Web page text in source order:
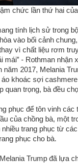
chức lần thứ hai
tính lịch sử trong
vào bối cảnh
vì chất liệu rơm
mái” - Rothman nhận
2017, Melania
khoác sợi
trọng, bà đều
phục để tôn vinh
của chồng bà, một
trang phục từ
phục cho bà.
Trump đã lựa